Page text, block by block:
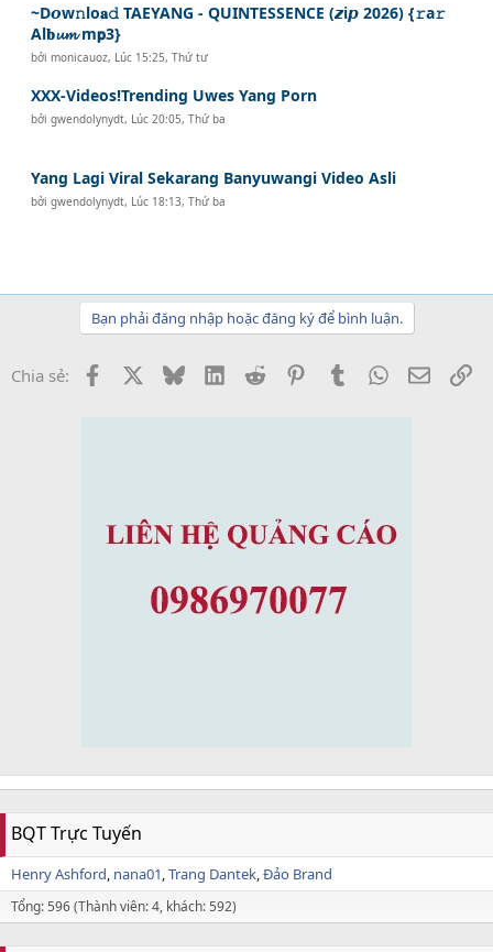
~D𝙤w𝚗lo𝐚𝚍 TAEYANG - QUINTESSENCE (𝙯i𝙥 2026) {𝚛a𝚛
Al𝐛𝓾𝓶 m𝗽3}
bởimonicauoz, Lúc 15:25, Thứ tư
XXX-Videos!Trending Uwes Yang Porn
bởigwendolynydt, Lúc 20:05, Thứ ba
Yang Lagi Viral Sekarang Banyuwangi Video Asli
bởigwendolynydt, Lúc 18:13, Thứ ba
Bạn phải đăng nhập hoặc đăng ký để bình luận.
Chia sẻ: Facebook BlueskyLinkedInReddit PinterestTumblrWhatsApp
Email
BQT Trực Tuyến
Henry Ashford nana01 Trang Dantek Đảo Brand
Tổng: 596 (Thành viên: 4, khách: 592)